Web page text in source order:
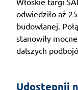
odwiedziło aż
budowlanej.
stanowiły
dalszych
Udostępnij